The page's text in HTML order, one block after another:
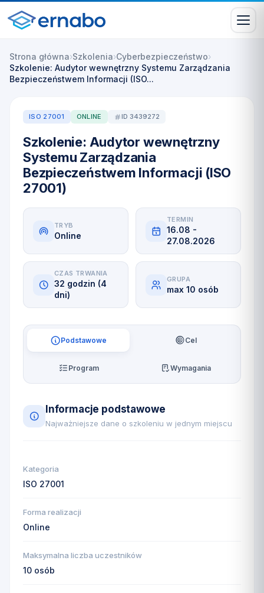
Strona główna›Szkolenia›Cyberbezpieczeństwo›
Szkolenie: Audytor wewnętrzny Systemu Zarządzania
Bezpieczeństwem Informacji (ISO...
ISO 27001 ONLINE ID 3439272
Szkolenie: Audytor wewnętrzny
Systemu Zarządzania
Bezpieczeństwem Informacji (ISO
27001)
TRYB
Online
TERMIN
16.08 -
27.08.2026
CZAS TRWANIA
32 godzin (4
dni)
GRUPA
max 10 osób
Podstawowe Cel
Program Wymagania
Informacje podstawowe
Najważniejsze dane o szkoleniu w jednym miejscu
Kategoria
ISO 27001
Forma realizacji
Online
Maksymalna liczba uczestników
10 osób